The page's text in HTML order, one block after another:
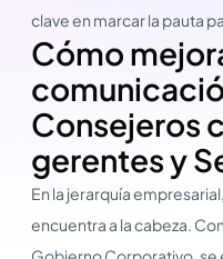
clave en marcar la pauta
Cómo
Consejeros
gerentes y
En la jerarquía
encuentra a la cabeza.